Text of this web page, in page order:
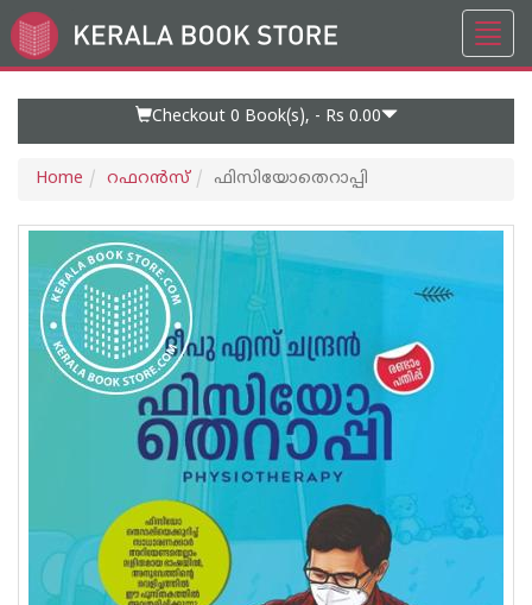
Go
to
Checkout 0 Book(s), - Rs 0.00
Home റഫറന്‍സ് ഫിസിയോതെറാപ്പി